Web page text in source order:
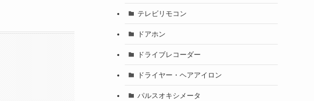
テレビリモコン
ドアホン
ドライブレコーダー
ドライヤー・ヘアアイロン
パルスオキシメータ